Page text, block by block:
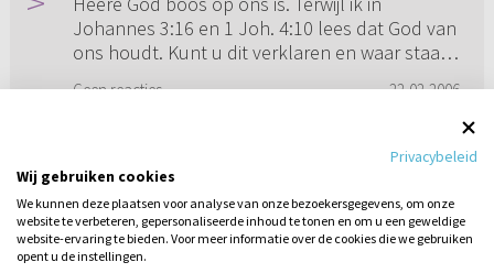
Johannes 3:16 en 1 Joh. 4:10 lees dat God van
ons houdt. Kunt u dit verklaren en waar staat
Geen reacties 22-02-2006
Privacybeleid
Wij gebruiken cookies
We kunnen deze plaatsen voor analyse van onze bezoekersgegevens, om onze
website te verbeteren, gepersonaliseerde inhoud te tonen en om u een geweldige
website-ervaring te bieden. Voor meer informatie over de cookies die we gebruiken
opent u de instellingen.